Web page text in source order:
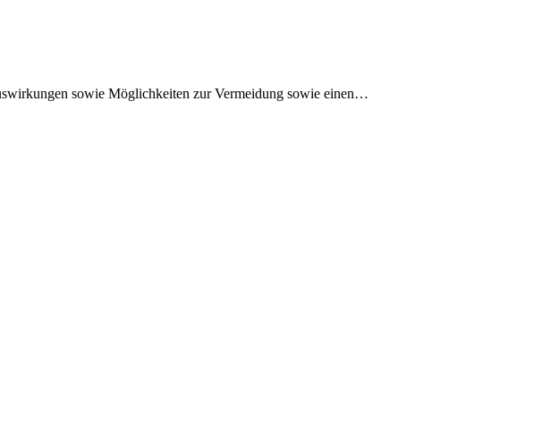
sowie Möglichkeiten zur Vermeidung sowie einen…